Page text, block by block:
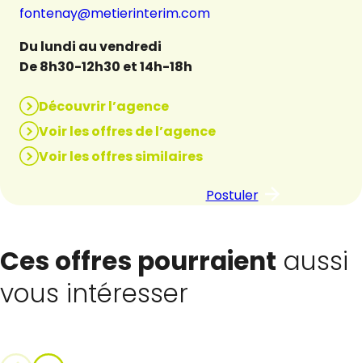
fontenay@metierinterim.com
Du lundi au vendredi
De 8h30-12h30 et 14h-18h
Découvrir l’agence
Voir les offres de l’agence
Voir les offres similaires
Postuler
Ces offres pourraient aussi
vous intéresser